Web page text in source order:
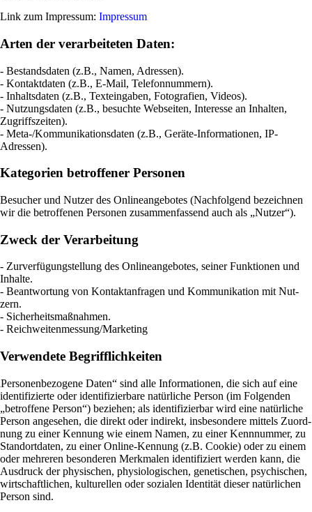
Link zum Impressum: Impressum
Arten der verarbeiteten Daten:
- Bestands­daten (z.B., Namen, Adressen).
- Kon­takt­daten (z.B., E‑Mail, Tele­fon­num­mern).
- Inhalts­daten (z.B., Text­ein­gaben, Foto­gra­fien, Videos).
- Nut­zungs­daten (z.B., besuchte Web­seiten, Inter­esse an Inhalten,
Zugriffs­zeiten).
- Meta-/Kom­mu­ni­ka­ti­ons­daten (z.B., Geräte-Infor­ma­tionen, IP-
Adressen).
Kategorien betroffener Personen
Besu­cher und Nutzer des Online­an­ge­botes (Nach­fol­gend bezeichnen
wir die betrof­fenen Per­sonen zusam­men­fas­send auch als „Nutzer“).
Zweck der Verarbeitung
- Zur­ver­fü­gung­stel­lung des Online­an­ge­botes, seiner Funk­tionen und
Inhalte.
- Beant­wor­tung von Kon­takt­an­fragen und Kom­mu­ni­ka­tion mit Nut­
zern.
- Sicher­heits­maß­nahmen.
- Reichweitenmessung/Marketing
Verwendete Begrifflichkeiten
Per­so­nen­be­zo­gene Daten“ sind alle Infor­ma­tionen, die sich auf eine
iden­ti­fi­zierte oder iden­ti­fi­zier­bare natür­liche Person (im Fol­genden
„betrof­fene Person“) beziehen; als iden­ti­fi­zierbar wird eine natür­liche
Person ange­sehen, die direkt oder indi­rekt, ins­be­son­dere mit­tels Zuord­
nung zu einer Ken­nung wie einem Namen, zu einer Kenn­nummer, zu
Stand­ort­daten, zu einer Online-Ken­nung (z.B. Cookie) oder zu einem
oder meh­reren beson­deren Merk­malen iden­ti­fi­ziert werden kann, die
Aus­druck der phy­si­schen, phy­sio­lo­gi­schen, gene­ti­schen, psy­chi­schen,
wirt­schaft­li­chen, kul­tu­rellen oder sozialen Iden­tität dieser natür­li­chen
Person sind.